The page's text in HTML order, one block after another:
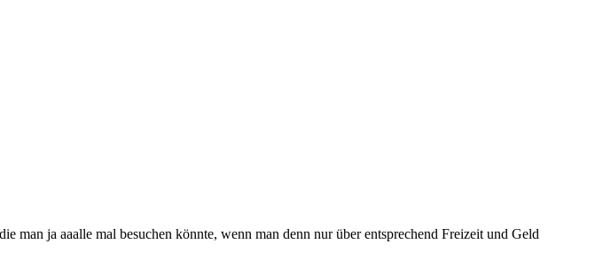
ja aaalle mal besuchen könnte, wenn man denn nur über entsprechend Freizeit und Geld